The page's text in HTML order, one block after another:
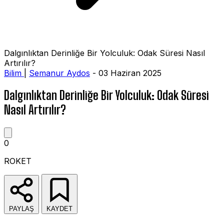
Dalgınlıktan Derinliğe Bir Yolculuk: Odak Süresi Nasıl
Artırılır?
Bilim
Semanur Aydos - 03 Haziran 2025
Dalgınlıktan Derinliğe Bir Yolculuk: Odak Süresi
Nasıl Artırılır?
0
ROKET
PAYLAŞ KAYDET